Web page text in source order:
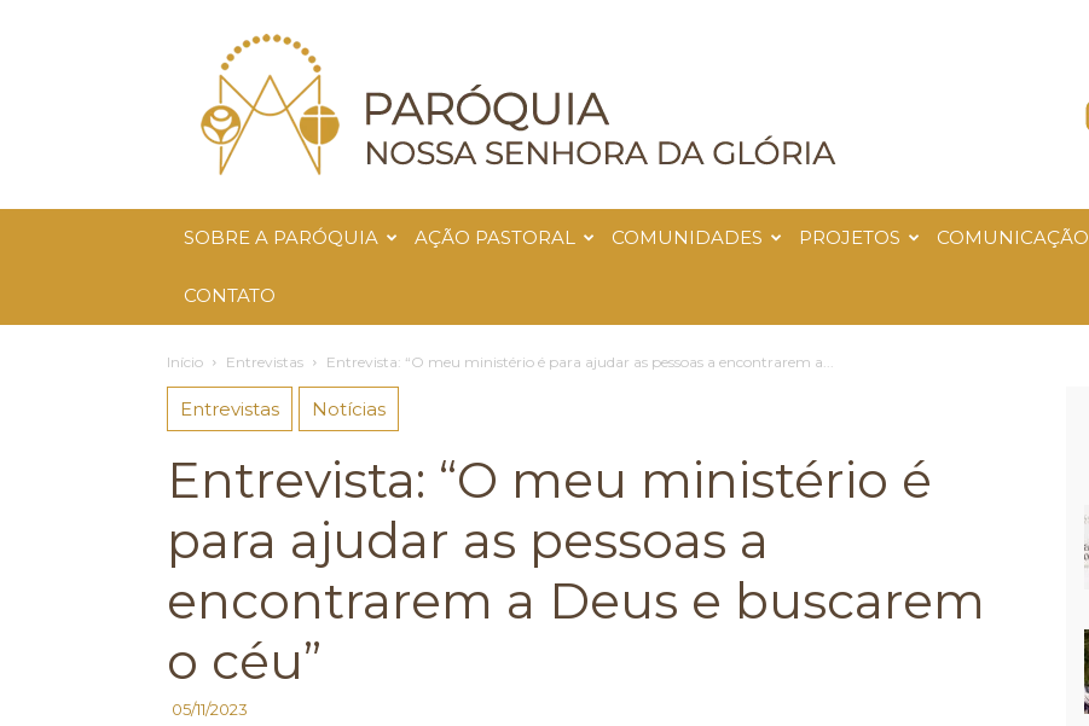
Paróquia
Nossa
Senhora
da
Glória
SOBRE A PARÓQUIA AÇÃO PASTORAL COMUNIDADES PROJETOS COMUNICAÇÃO
CONTATO
Início Entrevistas Entrevista: “O meu ministério é para ajudar as pessoas a encontrarem a...
Entrevistas Notícias
Entrevista: “O meu ministério é
para ajudar as pessoas a
encontrarem a Deus e buscarem
o céu”
05/11/2023